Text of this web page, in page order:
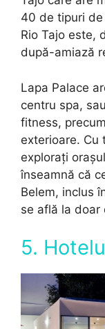
40 de tipuri
Rio Tajo este,
după-amiază
Lapa Palace
centru spa,
fitness,
exterioare. Cu
explorați
înseamnă că
Belem, inclus
se află la doar
5.